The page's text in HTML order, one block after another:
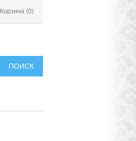
Корзина (0)
ПОИСК